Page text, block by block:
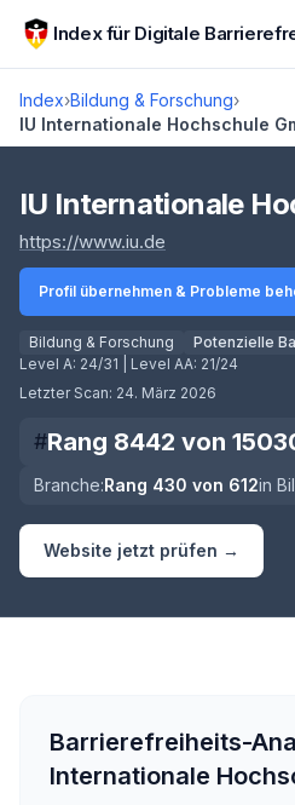
Zum Hauptinhalt springen
Index für Digitale
Index›Bildung & Forschung›
IU Internationale Hochschule
Score lädt
IU Internationale
https://www.iu.de
Profil übernehmen & Probleme
Bildung & Forschung
Potenzielle
Level A: 24/31 | Level AA: 21/24
Letzter Scan: 24. März 2026
#Rang 8442 von
Branche:Rang 430 von 612in
Website jetzt prüfen →
Barrierefreiheits-
Internationale